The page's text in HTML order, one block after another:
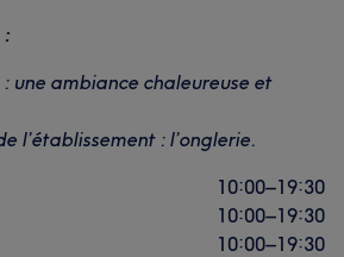
:
: une ambiance chaleureuse et
l’établissement : l’onglerie.
10:00–19:30
10:00–19:30
10:00–19:30